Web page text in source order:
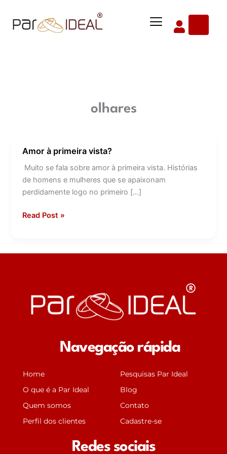
para
Menu
olhares
Amor à primeira vista?
Muito se fala sobre amor à primeira vista. Histórias
de homens e mulheres que se apaixonam
perdidamente logo no primeiro […]
Amor
à
primeira
vista?
Read Post »
Navegação rápida
Home
O que é a Par Ideal
Quem somos
Perfil dos clientes
Pesquisas Par Ideal
Blog
Contato
Cadastre-se
Redes sociais